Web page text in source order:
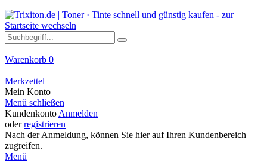
Warenkorb 0
Merkzettel
Mein Konto
Menü schließen
Kundenkonto Anmelden
oderregistrieren
Nach der Anmeldung, können Sie hier auf Ihren Kundenbereich
zugreifen.
Menü